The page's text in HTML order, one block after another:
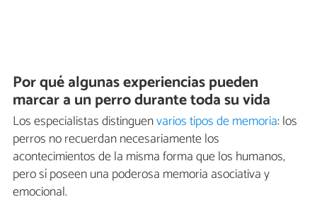
Por qué algunas experiencias pueden
marcar a un perro durante toda su vida
Los especialistas distinguenvarios tipos de memoria: los
perros no recuerdan necesariamente los
acontecimientos de la misma forma que los humanos,
pero sí poseen una poderosa memoria asociativa y
emocional.